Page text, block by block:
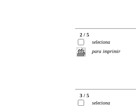
2 / 5
seleciona
para imprimir
3 / 5
seleciona